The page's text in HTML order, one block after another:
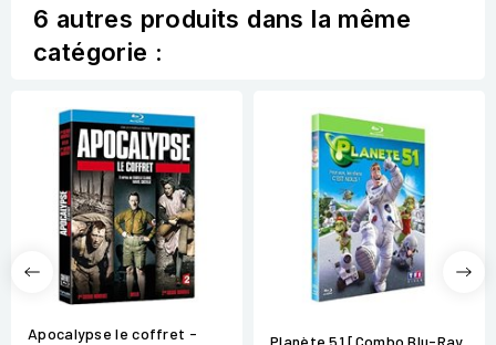
6 autres produits dans la même
catégorie :
Apocalypse le coffret -
Planète 51 [Combo Blu-Ray